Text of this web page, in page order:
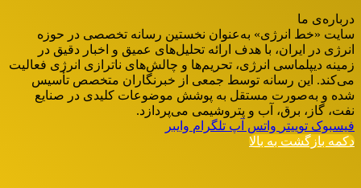
درباره‌ی ما
سایت «خط انرژی» به‌عنوان نخستین رسانه تخصصی در حوزه
انرژی در ایران، با هدف ارائه تحلیل‌های عمیق و اخبار دقیق در
زمینه دیپلماسی انرژی، تحریم‌ها و چالش‌های ناترازی انرژی فعالیت
می‌کند. این رسانه توسط جمعی از خبرنگاران متخصص تأسیس
شده و به‌صورت مستقل به پوشش موضوعات کلیدی در صنایع
نفت، گاز، برق، آب و پتروشیمی می‌پردازد.
فیسبوک توییتر واتس آپ تلگرام وایبر
دکمه بازگشت به بالا